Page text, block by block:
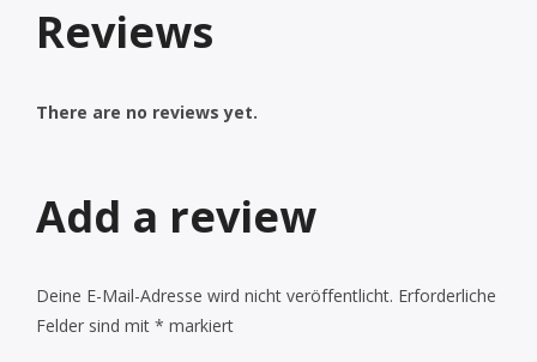
Reviews
There are no reviews yet.
Add a review
Deine E-Mail-Adresse wird nicht veröffentlicht. Erforderliche
Felder sind mit * markiert